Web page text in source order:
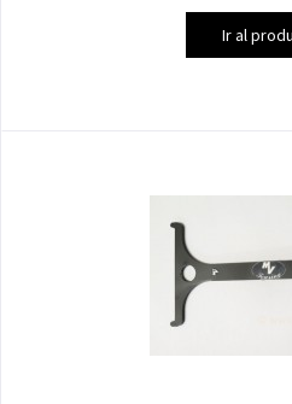
Ir al